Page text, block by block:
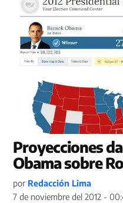
Proyecciones
Obama sobre
por Redacción Lima
7 de noviembre del 2012 -